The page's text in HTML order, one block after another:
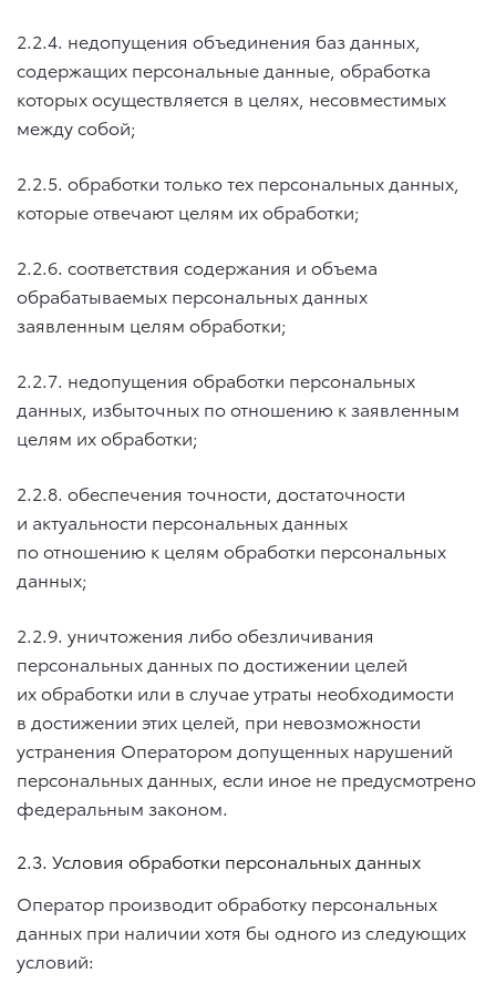
2.2.4. недопущения объединения баз данных,
содержащих персональные данные, обработка
которых осуществляется в целях, несовместимых
между собой;
2.2.5. обработки только тех персональных данных,
которые отвечают целям их обработки;
2.2.6. соответствия содержания и объема
обрабатываемых персональных данных
заявленным целям обработки;
2.2.7. недопущения обработки персональных
данных, избыточных по отношению к заявленным
целям их обработки;
2.2.8. обеспечения точности, достаточности
и актуальности персональных данных
по отношению к целям обработки персональных
данных;
2.2.9. уничтожения либо обезличивания
персональных данных по достижении целей
их обработки или в случае утраты необходимости
в достижении этих целей, при невозможности
устранения Оператором допущенных нарушений
персональных данных, если иное не предусмотрено
федеральным законом.
2.3. Условия обработки персональных данных
Оператор производит обработку персональных
данных при наличии хотя бы одного из следующих
условий: